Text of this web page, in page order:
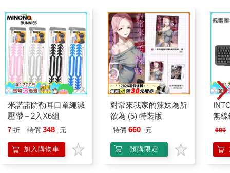
西，遲早會覺得很不舒服。
不過，因為這瓶子上沒有寫「毒藥」，愛麗絲鼓起勇氣嘗了一
口，沒想到卻很好喝（嚴格來說，它喝起來像是櫻桃派、卡士達
醬、鳳梨、烤火雞、太妃糖，還有抹著奶油的熱騰騰吐司混在一
起的味道），於是她很快就把整瓶都喝光了。
「好奇妙的感覺啊！」愛麗絲說，「我一定是像望遠鏡一樣縮小
了。」
而她說得一點也沒錯，她現在只剩下二十五公分高。想到自己現
在的身高剛好可以穿過那扇小門、進到美麗的花園裡，她的臉立
刻亮了起來。不過，她還是先等了幾分鐘，想看看自己會不會繼
續縮小下去。這讓她有點緊張，「因為你想想看，也有可能
啊，」她對自己說，「我最後就整個人都消失不見了吔，就像蠟
燭熄掉那樣。我到時候會變成什麼樣子呢？」她試著想像蠟燭被
吹熄之後，火焰看起來會變成什麼樣，因為她實在記不起來到底
餘生是你晚點沒關係
79 折 特價 316 元
加入購物車
傾城之戀【張愛玲百歲
誕辰紀念版】：短篇小
說集一 1943年
79 折 特價 252
加入購物車
如
79 折